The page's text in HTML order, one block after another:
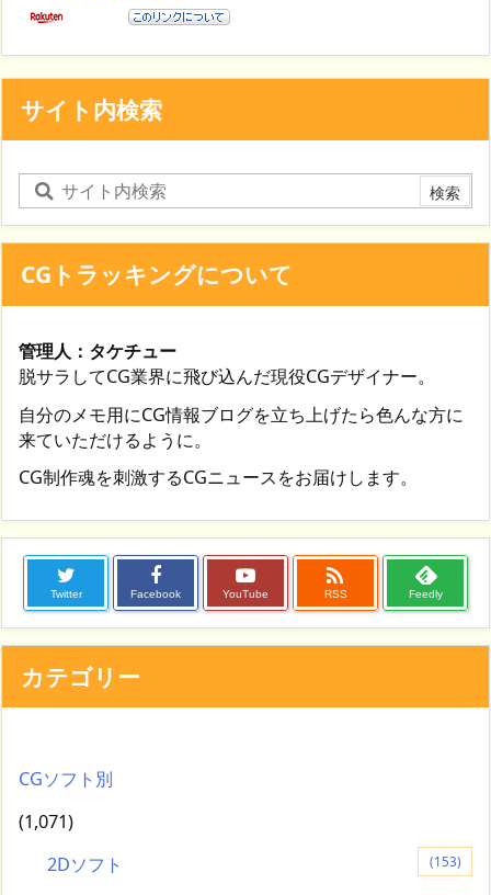
サイト内検索
CGトラッキングについて
管理人：タケチュー
脱サラしてCG業界に飛び込んだ現役CGデザイナー。
自分のメモ用にCG情報ブログを立ち上げたら色んな方に
来ていただけるように。
CG制作魂を刺激するCGニュースをお届けします。
Twitter Facebook YouTube

RSS Feedly
カテゴリー
CGソフト別
(1,071)
2Dソフト
(153)